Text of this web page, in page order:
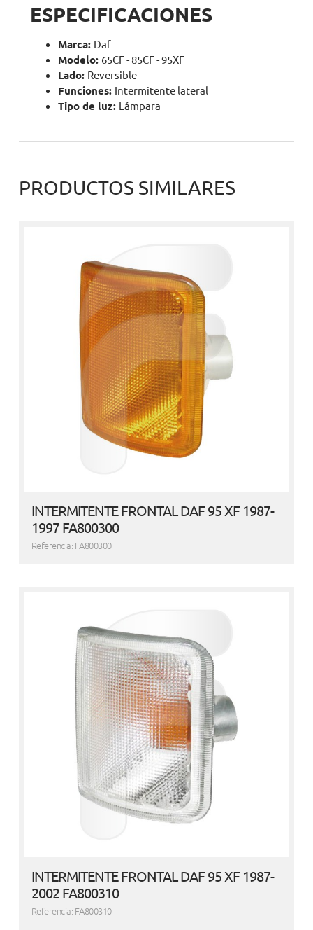
ESPECIFICACIONES
Marca: Daf
Modelo: 65CF - 85CF - 95XF
Lado: Reversible
Funciones: Intermitente lateral
Tipo de luz: Lámpara
PRODUCTOS SIMILARES
INTERMITENTE FRONTAL DAF 95 XF 1987-
1997 FA800300
Referencia: FA800300
INTERMITENTE FRONTAL DAF 95 XF 1987-
2002 FA800310
Referencia: FA800310